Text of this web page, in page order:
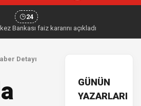
24
Bankası faiz kararını açıkladı
Detayı
GÜNÜN
YAZARLARI